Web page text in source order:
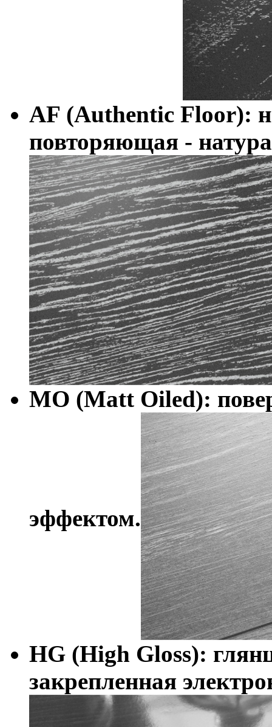
AF (Authentic Floor):
повторяющая -
MO (Matt Oiled):
эффектом.
HG (High Gloss):
закрепленная